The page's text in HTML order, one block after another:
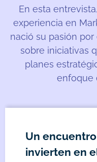
En esta
experiencia en
nació su pasión
sobre iniciativas
planes
enfoque
Un
invierten en